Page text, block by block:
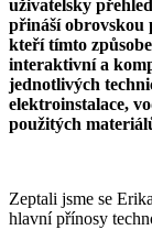
uživatelsky
přináší obrovskou
kteří tímto
interaktivní a
jednotlivých
elektroinstalace,
použitých
Zeptali jsme se
hlavní přínosy